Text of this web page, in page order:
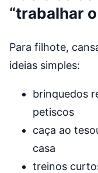
“trabalhar
Para filhote,
ideias simples:
brinquedos
petiscos
caça ao
casa
treinos